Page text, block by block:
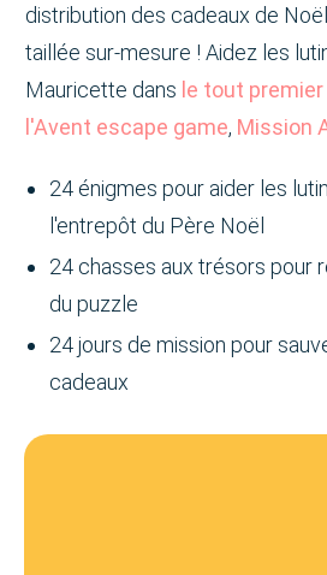
distribution des cadeaux de
taillée sur-mesure ! Aidez les
Mauricette dans le tout
l'Avent escape game, Mission
24 énigmes pour aider les
l'entrepôt du Père Noël
24 chasses aux trésors pour
du puzzle
24 jours de mission pour
cadeaux